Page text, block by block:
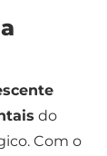
do
Com o